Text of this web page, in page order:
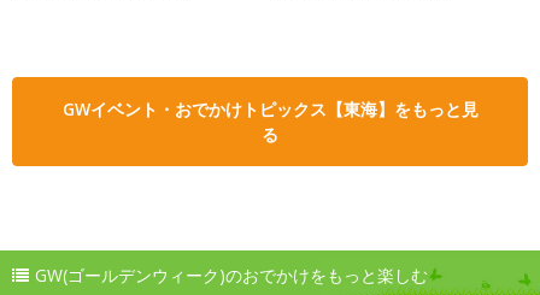
GWイベント・おでかけトピックス【東海】をもっと見
る
GW(ゴールデンウィーク)のおでかけをもっと楽しむ